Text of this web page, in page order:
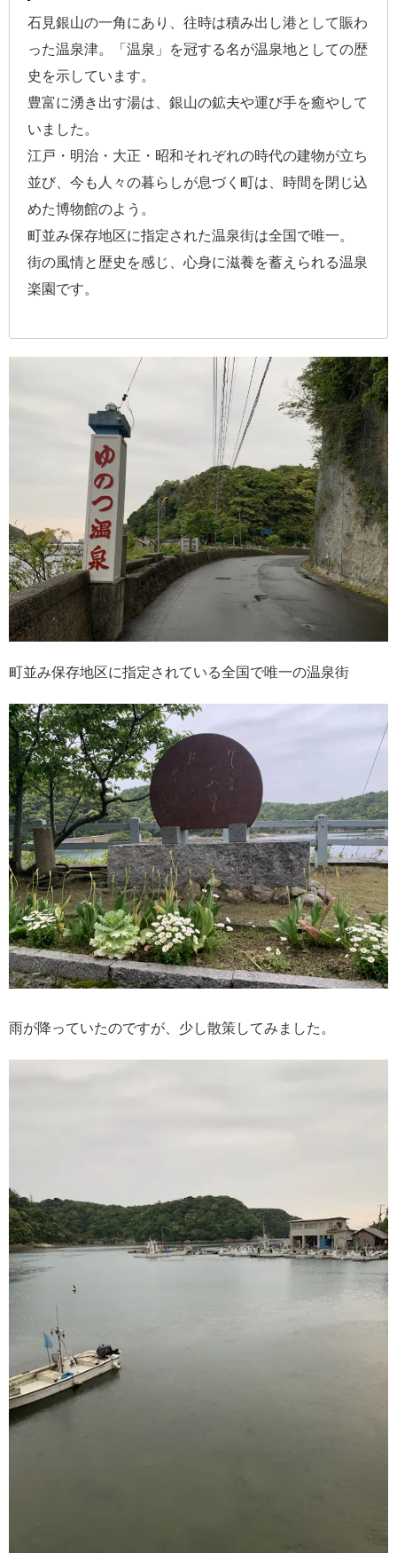
石見銀山の一角にあり、往時は積み出し港として賑わ
った温泉津。「温泉」を冠する名が温泉地としての歴
史を示しています。
豊富に湧き出す湯は、銀山の鉱夫や運び手を癒やして
いました。
江戸・明治・大正・昭和それぞれの時代の建物が立ち
並び、今も人々の暮らしが息づく町は、時間を閉じ込
めた博物館のよう。
町並み保存地区に指定された温泉街は全国で唯一。
街の風情と歴史を感じ、心身に滋養を蓄えられる温泉
楽園です。
町並み保存地区に指定されている全国で唯一の温泉街
雨が降っていたのですが、少し散策してみました。